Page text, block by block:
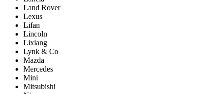
Land Rover
Lexus
Lifan
Lincoln
Lixiang
Lynk & Co
Mazda
Mercedes
Mini
Mitsubishi